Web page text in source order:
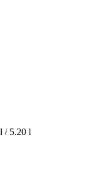
/ 5.20 l